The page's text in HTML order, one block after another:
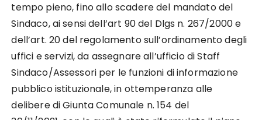
tempo pieno, fino allo scadere del mandato del
Sindaco, ai sensi dell’art 90 del Dlgs n. 267/2000 e
dell’art. 20 del regolamento sull’ordinamento degli
uffici e servizi, da assegnare all’ufficio di Staff
Sindaco/Assessori per le funzioni diinformazione
pubblico istituzionale,in ottemperanza alle
delibere di Giunta Comunale n.154 del